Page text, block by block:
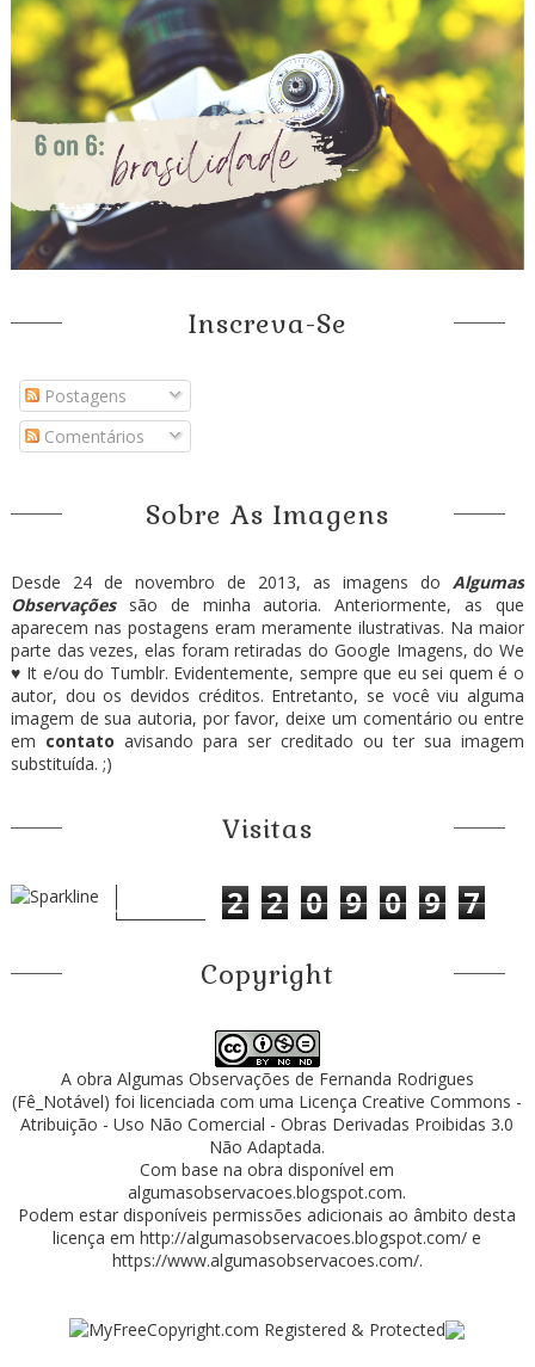
Inscreva-Se
Postagens
Comentários
Sobre As Imagens
Desde 24 de novembro de 2013, as imagens doAlgumas
Observaçõessão de minha autoria. Anteriormente, as que
aparecem nas postagens eram meramente ilustrativas. Na maior
parte das vezes, elas foram retiradas do Google Imagens, do We
♥ It e/ou do Tumblr. Evidentemente, sempre que eu sei quem é o
autor, dou os devidos créditos. Entretanto, se você viu alguma
imagem de sua autoria, por favor, deixe um comentário ou entre
em contato avisando para ser creditado ou ter sua imagem
substituída. ;)
Visitas
2 2 0 9 0 9 7
Copyright
A obra Algumas Observações de Fernanda Rodrigues
(Fê_Notável) foi licenciada com uma LicençaCreative Commons -
Atribuição - Uso Não Comercial - Obras Derivadas Proibidas 3.0
Não Adaptada.
Com base na obra disponível em
algumasobservacoes.blogspot.com.
Podem estar disponíveis permissões adicionais ao âmbito desta
licença emhttp://algumasobservacoes.blogspot.com/ e
https://www.algumasobservacoes.com/.